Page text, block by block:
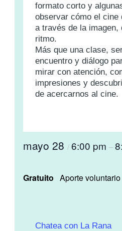
formato corto y
observar cómo el cine
a través de la imagen,
ritmo.
Más que una clase,
encuentro y diálogo
mirar con atención,
impresiones y
de acercarnos al cine.
mayo 28/6:00 pm–
Gratuito Aporte voluntario
Chatea con La Rana